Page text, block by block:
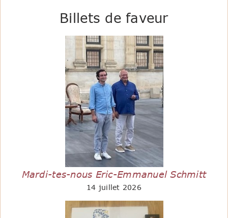
Billets de faveur
Mardi-tes-nous Eric-Emmanuel Schmitt
14 juillet 2026